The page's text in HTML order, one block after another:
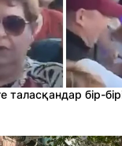
таласқандар бір-